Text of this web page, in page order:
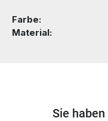
Farbe:
Material:
Sie haben